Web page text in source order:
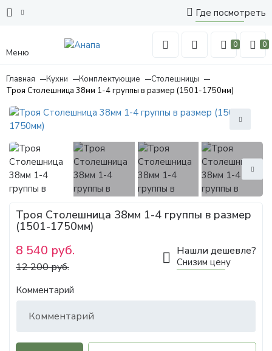
Где посмотреть
Меню
0 0
Главная Кухни Комплектующие
Столешницы
Троя Столешница 38мм 1-4 группы в размер (1501-1750мм)
Троя Столешница 38мм 1-4 группы в размер
(1501-1750мм)
8 540 руб.
12 200 руб.
Нашли дешевле?
Снизим цену
Комментарий